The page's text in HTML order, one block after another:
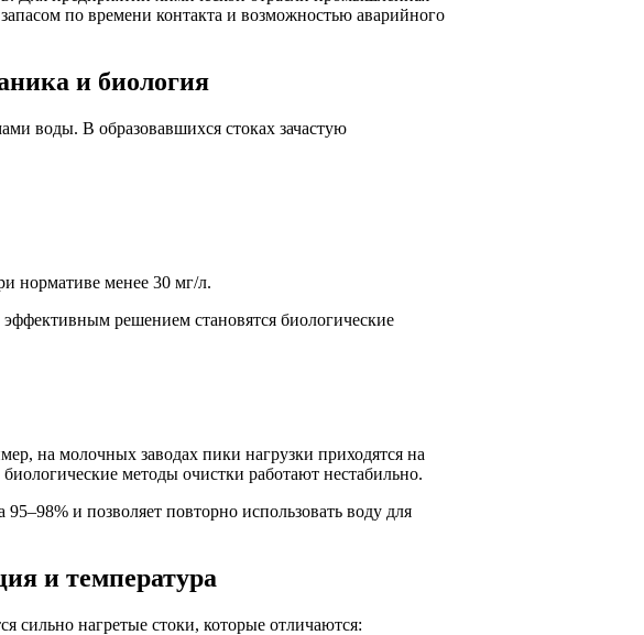
по времени контакта и возможностью аварийного
и биология
воды. В образовавшихся стоках зачастую
нормативе менее 30 мг/л.
решением становятся биологические
на молочных заводах пики нагрузки приходятся на
методы очистки работают нестабильно.
и позволяет повторно использовать воду для
и температура
сильно нагретые стоки, которые отличаются: